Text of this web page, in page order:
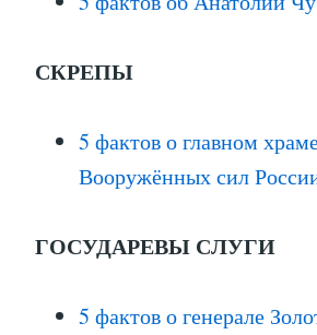
СКРЕПЫ
5 фактов о главном
Вооружённых сил
ГОСУДАРЕВЫ СЛУГИ
5 фактов о генерале